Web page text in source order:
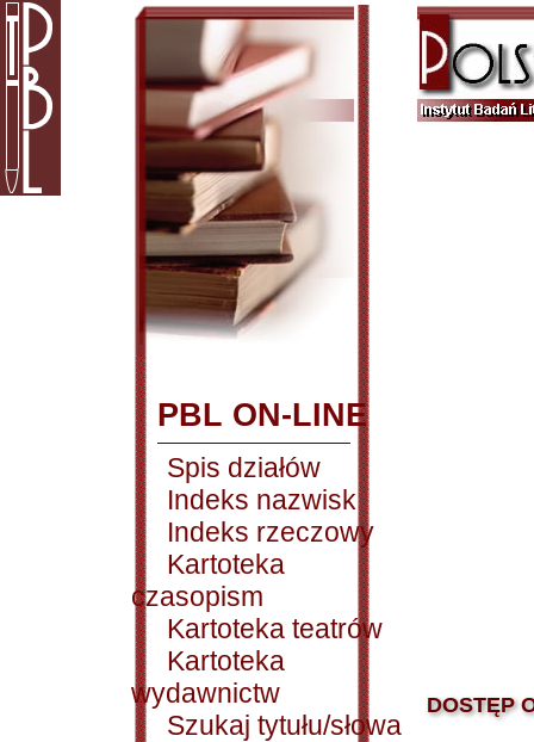
PBL ON-LINE
Spis działów
Indeks nazwisk
Indeks rzeczowy
Kartoteka
czasopism
Kartoteka teatrów
Kartoteka
wydawnictw
Szukaj tytułu/słowa
DOSTĘP